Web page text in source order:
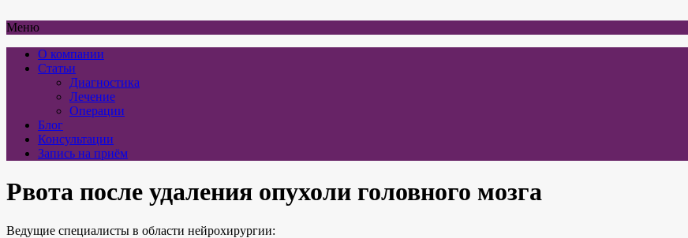
Меню
О компании
Статьи
Диагностика
Лечение
Операции
Блог
Консультации
Запись на приём
Рвота после удаления опухоли головного мозга
Ведущие специалисты в области нейрохирургии: